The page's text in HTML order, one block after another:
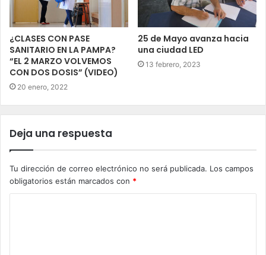
¿CLASES CON PASE
SANITARIO EN LA PAMPA?
“EL 2 MARZO VOLVEMOS
CON DOS DOSIS” (VIDEO)
20 enero, 2022
25 de Mayo avanza hacia
una ciudad LED
13 febrero, 2023
Deja una respuesta
Tu dirección de correo electrónico no será publicada. Los campos
obligatorios están marcados con *